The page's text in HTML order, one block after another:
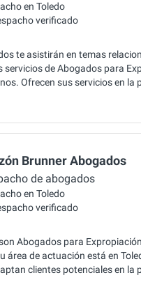
en Toledo
verificado
te asistirán en temas
servicios de Abogados para
Ofrecen sus servicios en la
Brunner Abogados
de abogados
en Toledo
verificado
Abogados para
área de actuación está en
clientes potenciales en la